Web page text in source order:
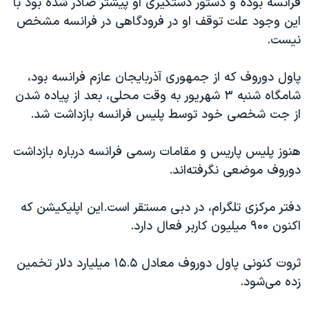
این وجود علت توقف او در فرودگاهی در فرانسه مشخص
نیست.
پاول دوروف که از جمهوری آذربایجان عازم فرانسه بود،
شامگاه شنبه ۳ شهریور به وقت محلی، بعد از پیاده شدن
از جت شخصی خود توسط پلیس فرانسه بازداشت شد.
هنوز پلیس پاریس و مقامات رسمی فرانسه درباره بازداشت
دوروف موضعی نگرفته‌اند.
دفتر مرکزی تلگرام، در دبی مستقر است.این اپلیکیشن که
اکنون ۹۰۰ میلیون کاربر فعال دارد.
ثروت کنونی پاول دوروف معادل ۱۵.۵ میلیارد دلار تخمین
زده می‌شود.